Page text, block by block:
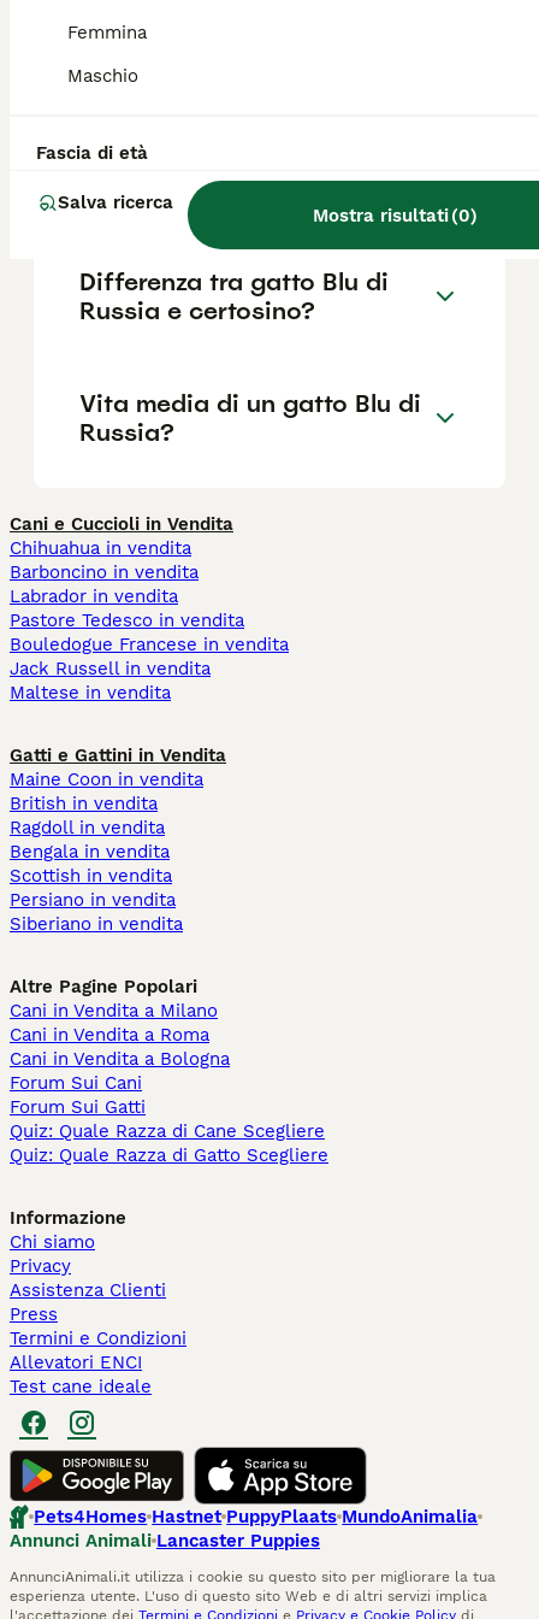
Femmina
Maschio
Fascia di età
Salva ricerca
Mostra risultati(0)
400 e i 1.000 euro. Esemplari di alta
elevate.
Quali sono i difetti del gatto
Blu di Russia?
Differenza tra gatto Blu di
Russia e certosino?
Vita media di un gatto Blu di
Russia?
Cani e Cuccioli in Vendita
Chihuahua in vendita
Barboncino in vendita
Labrador in vendita
Pastore Tedesco in vendita
Bouledogue Francese in vendita
Jack Russell in vendita
Maltese in vendita
Gatti e Gattini in Vendita
Maine Coon in vendita
British in vendita
Ragdoll in vendita
Bengala in vendita
Scottish in vendita
Persiano in vendita
Siberiano in vendita
Altre Pagine Popolari
Cani in Vendita a Milano
Cani in Vendita a Roma
Cani in Vendita a Bologna
Forum Sui Cani
Forum Sui Gatti
Quiz: Quale Razza di Cane Scegliere
Quiz: Quale Razza di Gatto Scegliere
Informazione
Chi siamo
Privacy
Assistenza Clienti
Press
Termini e Condizioni
Allevatori ENCI
Test cane ideale
Pets4Homes Hastnet PuppyPlaats MundoAnimalia
Annunci Animali Lancaster Puppies
AnnunciAnimali.it utilizza i cookie su questo sito per migliorare la tua
esperienza utente. L'uso di questo sito Web e di altri servizi implica